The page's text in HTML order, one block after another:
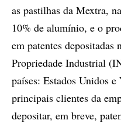
as pastilhas da Mextra,
10% de alumínio, e o
em patentes
Propriedade Industrial
países: Estados Unidos e
principais clientes da
depositar, em breve,